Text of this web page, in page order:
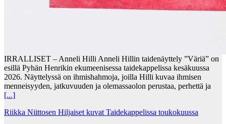
IRRALLISET – Anneli Hilli Anneli Hillin taidenäyttely ”Väriä” on
esillä Pyhän Henrikin ekumeenisessa taidekappelissa kesäkuussa
2026. Näyttelyssä on ihmishahmoja, joilla Hilli kuvaa ihmisen
menneisyyden, jatkuvuuden ja olemassaolon perustaa, perhettä ja
[...]
Riikka Niittosen Hiljaiset kuvat Taidekappelissa toukokuussa